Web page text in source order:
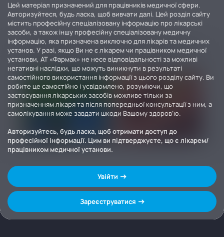
Цей матеріал призначений для працівників медичної сфери.
Авторизуйтеся, будь ласка, щоб вивчати далі. Цей розділ сайту
містить професійну спеціалізовану інформацію про лікарські
засоби, а також іншу професійну спеціалізовану медичну
інформацію, яка призначена виключно для лікарів та медичних
установ. У разі, якщо Ви не є лікарем чи працівником медичної
установи, АТ «Фармак» не несе відповідальності за можливі
негативні наслідки, що можуть виникнути в результаті
самостійного використання інформації з цього розділу сайту. Ви
робите це самостійно і усвідомлено, розуміючи, що
застосування лікарських засобів можливе тільки за
призначенням лікаря та після попередньої консультації з ним, а
самолікування може завдати шкоди Вашому здоров’ю.
Авторизуйтесь, будь ласка, щоб отримати доступ до
професійної інформації. Цим ви підтверджуєте, що є лікарем/
працівником медичної установи.
Увійти
Зареєструватися